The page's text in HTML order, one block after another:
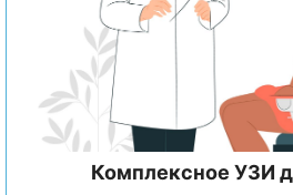
Комплексное УЗИ